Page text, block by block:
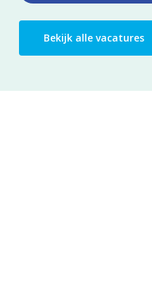
Bekijk alle vacatures